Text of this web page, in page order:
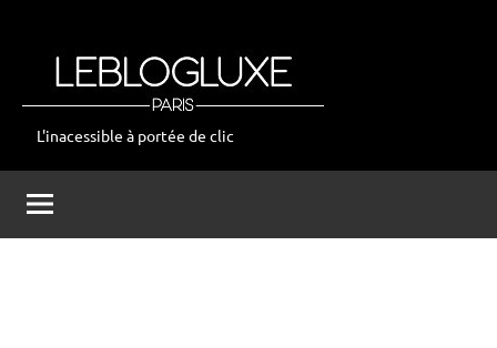
leblogluxe
L'inacessible à portée de clic